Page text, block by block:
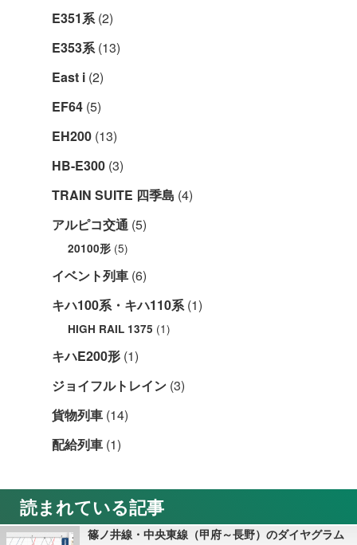
E351系(2)
E353系(13)
East i (2)
EF64 (5)
EH200 (13)
HB-E300 (3)
TRAIN SUITE 四季島 (4)
アルピコ交通 (5)
20100形 (5)
イベント列車 (6)
キハ100系・キハ110系(1)
HIGH RAIL 1375 (1)
キハE200形 (1)
ジョイフルトレイン (3)
貨物列車 (14)
配給列車 (1)
読まれている記事
篠ノ井線・中央東線（甲府～長野）のダイヤグラム